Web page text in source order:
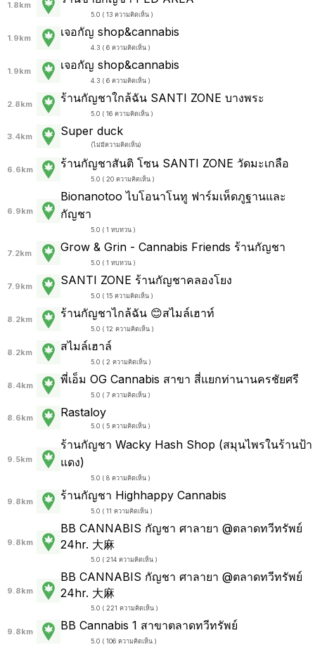
1.8km
5.0 ( 13 ความคิดเห็น )
1.9km เจอกัญ shop&cannabis
4.3 ( 6 ความคิดเห็น )
1.9km เจอกัญ shop&cannabis
4.3 ( 6 ความคิดเห็น )
2.8km ร้านกัญชาใกล้ฉัน SANTI ZONE บางพระ
5.0 ( 16 ความคิดเห็น )
3.4km Super duck
(ไม่มีความคิดเห็น)
6.6km ร้านกัญชาสันติ โซน SANTI ZONE วัดมะเกลือ
5.0 ( 20 ความคิดเห็น )
6.9km
Bionanotoo ไบโอนาโนทู ฟาร์มเห็ดภูฐานและ
กัญชา
5.0 ( 1 ทบทวน )
7.2km Grow & Grin - Cannabis Friends ร้านกัญชา
5.0 ( 1 ทบทวน )
7.9km SANTI ZONE ร้านกัญชาคลองโยง
5.0 ( 15 ความคิดเห็น )
8.2km ร้านกัญชาไกล้ฉัน 😊สไมล์เฮาท์
5.0 ( 12 ความคิดเห็น )
8.2km สไมล์เฮาล์
5.0 ( 2 ความคิดเห็น )
8.4km พี่เอ็ม OG Cannabis สาขา สี่แยกท่านานครชัยศรี
5.0 ( 7 ความคิดเห็น )
8.6km Rastaloy
5.0 ( 5 ความคิดเห็น )
9.5km
ร้านกัญชา Wacky Hash Shop (สมุนไพรในร้านป้า
แดง)
5.0 ( 8 ความคิดเห็น )
9.8km ร้านกัญชา Highhappy Cannabis
5.0 ( 11 ความคิดเห็น )
9.8km
BB​ CANNABIS​ กัญชา ศาลายา @ตลาดทวีทรัพย์
24hr. 大麻
5.0 ( 214 ความคิดเห็น )
9.8km
BB​ CANNABIS​ กัญชา ศาลายา @ตลาดทวีทรัพย์
24hr. 大麻
5.0 ( 221 ความคิดเห็น )
9.8km BB Cannabis 1 สาขาตลาดทวีทรัพย์
5.0 ( 106 ความคิดเห็น )